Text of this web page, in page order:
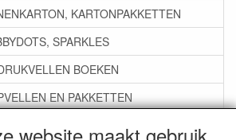
KARTONPAKKETTEN
SPARKLES
BOEKEN
EN PAKKETTEN
LIJM SNIJMALLEN STEMPELS